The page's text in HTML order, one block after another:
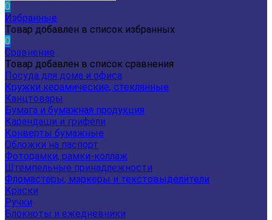
0
Избранные
Товар добавлен в список избранных
0
Сравнение
Товар добавлен в список сравнения
Посуда для дома и офиса
Кружки керамические, стеклянные
Канцтовары
Бумага и бумажная продукция
Карандаши и грифели
Конверты бумажные
Обложки на паспорт
Фоторамки, рамки-коллаж
Штемпельные принадлежности
Фломастеры, маркеры и текстовыделители
Краски
Ручки
Блокноты и ежедневники